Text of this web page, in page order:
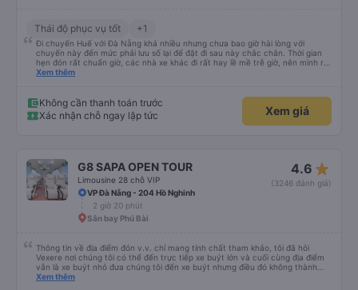
Thái độ phục vụ tốt +1
Đi chuyến Huế với Đà Nẵng khá nhiều nhưng chưa bao giờ hài lòng với
chuyến này đến mức phải lưu số lại để đặt đi sau này chắc chắn. Thời gian
hẹn đón rất chuẩn giờ, các nhà xe khác đi rất hay lề mề trễ giờ, nên mình rất
bất ngờ với sự đúng giờ của xe. Xe ngồi sạch sẽ, chạy khá êm, thơm tho mùi
thấy tài xế chạy tuân thủ biến báo giới hạn tốc độ, ko sử dụng điện thoại khi
lái xe và rất tập trung, chuyển làn từ tốn và quan sát kỹ. Đón mình đi từ Đà
Nẵng 2:30 thì trả tại nhà lúc 5:00, trải nghiệm tốt nhất trong các nhà xe đã
Xem thêm
Không cần thanh toán trước
Xác nhận chỗ ngay lập tức
Xem giá
G8 SAPA OPEN TOUR
Limousine 28 chỗ VIP
4.6 star_rate
(3246 đánh giá)
VP Đà Nẵng - 204 Hồ Nghinh
2 giờ 20 phút
Sân bay Phú Bài
Thông tin về địa điểm đón v.v. chỉ mang tính chất tham khảo, tôi đã hỏi
Vexere nơi chúng tôi có thể đến trực tiếp xe buýt lớn và cuối cùng địa điểm
vẫn là xe buýt nhỏ đưa chúng tôi đến xe buýt nhưng điều đó không thành
vấn đề. Chúng tôi khởi hành đúng giờ từ Hà Nội nhưng đã nghỉ rất lâu ở sân
Xem thêm